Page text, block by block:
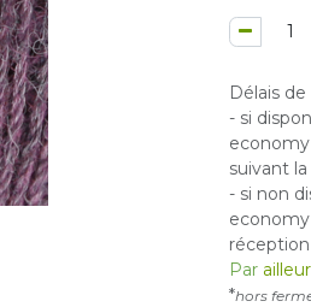
Délais de
- si
economy
suivant
- si non
economy
Par
*hors